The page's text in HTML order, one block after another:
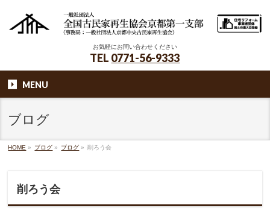
お気軽にお問い合わせください
TEL 0771-56-9333
MENU
ブログ
HOME » ブログ » ブログ » 削ろう会
削ろう会